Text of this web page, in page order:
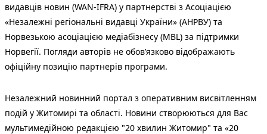
видавців новин (WAN-IFRA) у партнерстві з Асоціацією
«Незалежні регіональні видавці України» (АНРВУ) та
Норвезькою асоціацією медіабізнесу (MBL) за підтримки
Норвегії. Погляди авторів не обов’язково відображають
офіційну позицію партнерів програми.
Незалежний новинний портал з оперативним висвітленням
подій у Житомирі та області. Новини створюються для Вас
мультимедійною редакцією "20 хвилин Житомир" та «20